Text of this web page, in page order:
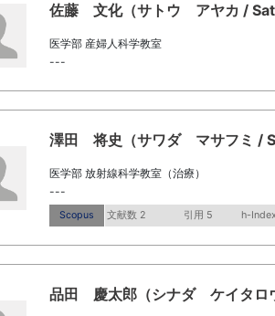
佐藤 文化（サトウ アヤカ /
医学部 産婦人科学教室
---
澤田 将史（サワダ マサフミ /
医学部 放射線科学教室（治療）
---
Scopus 文献数 2 引用 5 h-
品田 慶太郎（シナダ ケイタロ